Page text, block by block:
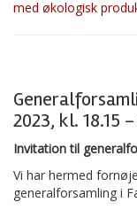
med økologisk
2023, kl. 18.15
Invitation til
Vi har hermed
generalforsamling i